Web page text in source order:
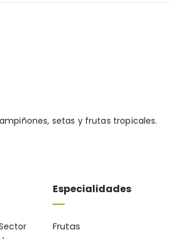
setas y frutas tropicales.
Especialidades
Frutas